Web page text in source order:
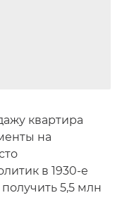
квартира
на
в 1930-е
5,5 млн